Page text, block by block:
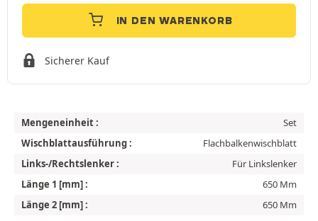
IN DEN WARENKORB
Sicherer Kauf
Mengeneinheit :
Set
Wischblattausführung :
Flachbalkenwischblatt
Links-/Rechtslenker :
Für Linkslenker
Länge 1 [mm] :
650 Mm
Länge 2 [mm] :
650 Mm